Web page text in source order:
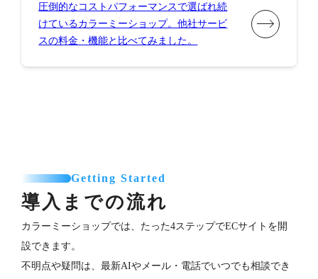
圧倒的なコストパフォーマンスで選ばれ続
けているカラーミーショップ。他社サービ
スの料金・機能と比べてみました。
Getting Started
導入までの流れ
カラーミーショップでは、たった4ステップでECサイトを開
設できます。
不明点や疑問は、最新AIやメール・電話でいつでも相談でき